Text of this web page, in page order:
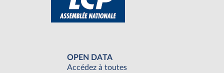
OPEN DATA
Accédez à toutes